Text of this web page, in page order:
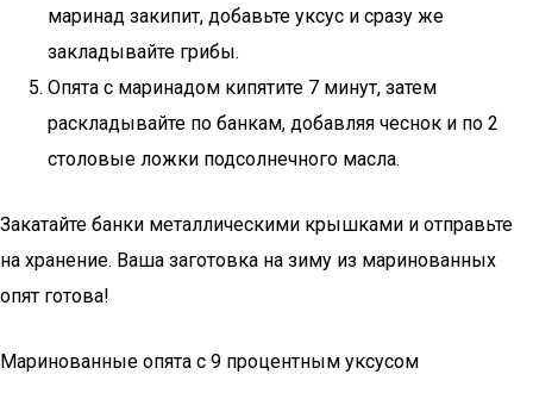
маринад закипит, добавьте уксус и сразу же
закладывайте грибы.
Опята с маринадом кипятите 7 минут, затем
раскладывайте по банкам, добавляя чеснок и по 2
столовые ложки подсолнечного масла.
Закатайте банки металлическими крышками и отправьте
на хранение. Ваша заготовка на зиму из маринованных
опят готова!
Маринованные опята с 9 процентным уксусом